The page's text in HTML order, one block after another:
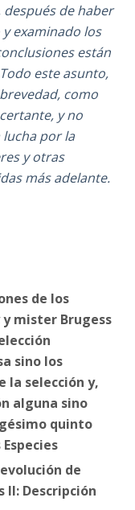
de haber
examinado los
están
este asunto,
como
y no
lucha por la
y otras
más adelante.
de los
mister Brugess
sino los
la selección y,
alguna sino
quinto
de
Descripción